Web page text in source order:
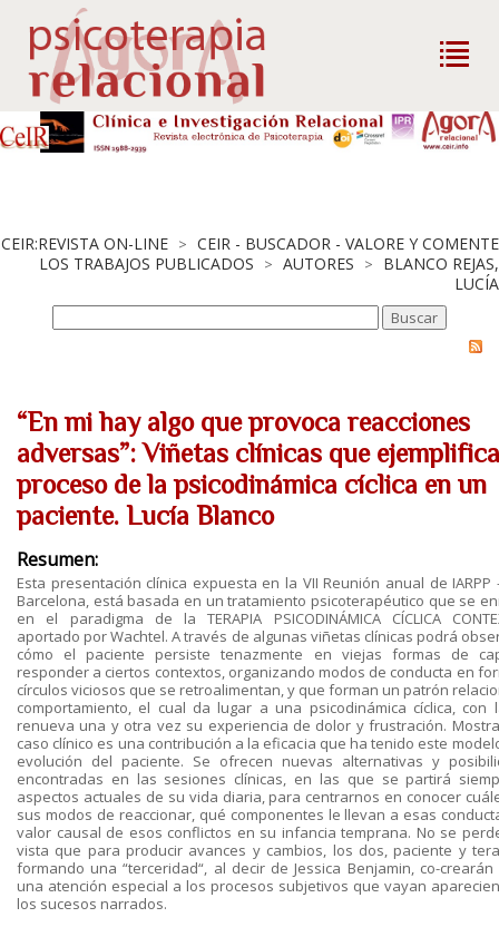
CEIR:REVISTA ON-LINE > CEIR - BUSCADOR - VALORE Y COMENTE
LOS TRABAJOS PUBLICADOS > AUTORES > BLANCO REJAS,
LUCÍA
“En mi hay algo que provoca reacciones
adversas”: Viñetas clínicas que
proceso de la psicodinámica cíclica en un
paciente. Lucía Blanco
Resumen:
Esta presentación clínica expuesta en la VII Reunión anual de IARPP
Barcelona, está basada en un tratamiento psicoterapéutico que se
en el paradigma de la TERAPIA PSICODINÁMICA CÍCLICA
aportado por Wachtel. A través de algunas viñetas clínicas podrá
cómo el paciente persiste tenazmente en viejas formas de
responder a ciertos contextos, organizando modos de conducta en
círculos viciosos que se retroalimentan, y que forman un patrón
comportamiento, el cual da lugar a una psicodinámica cíclica, con
renueva una y otra vez su experiencia de dolor y frustración.
caso clínico es una contribución a la eficacia que ha tenido este
evolución del paciente. Se ofrecen nuevas alternativas y
encontradas en las sesiones clínicas, en las que se partirá
aspectos actuales de su vida diaria, para centrarnos en conocer
sus modos de reaccionar, qué componentes le llevan a esas
valor causal de esos conflictos en su infancia temprana. No se
vista que para producir avances y cambios, los dos, paciente y
formando una “terceridad“, al decir de Jessica Benjamin, co-
una atención especial a los procesos subjetivos que vayan
los sucesos narrados.